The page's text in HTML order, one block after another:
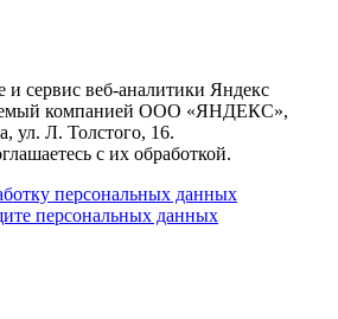
и сервис веб-аналитики Яндекс
компанией ООО «ЯНДЕКС»,
ул. Л. Толстого, 16.
с их обработкой.
персональных данных
персональных данных